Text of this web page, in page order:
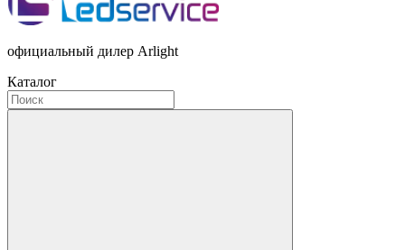
официальный дилер Arlight
Каталог